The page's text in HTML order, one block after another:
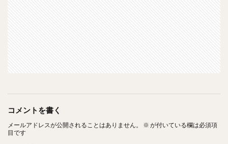
コメントを書く
メールアドレスが公開されることはありません。 ※ が付いている欄は必須項
目です